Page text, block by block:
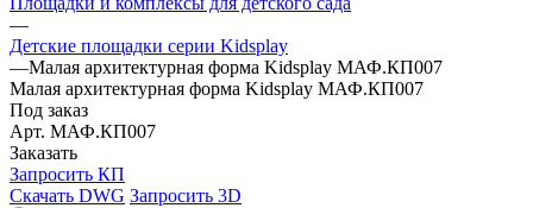
—
Детские площадки серии Kidsplay
—Малая архитектурная форма Kidsplay МАФ.КП007
Малая архитектурная форма Kidsplay МАФ.КП007
Под заказ
Арт. МАФ.КП007
Заказать
Запросить КП
Скачать DWG Запросить 3D